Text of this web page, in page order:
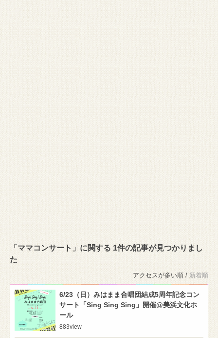
「ママコンサート」に関する 1件の記事が見つかりまし
た
アクセスが多い順 / 新着順
6/23（日）みはまま合唱団結成5周年記念コン
サート「Sing Sing Sing」開催@美浜文化ホ
ール
883view